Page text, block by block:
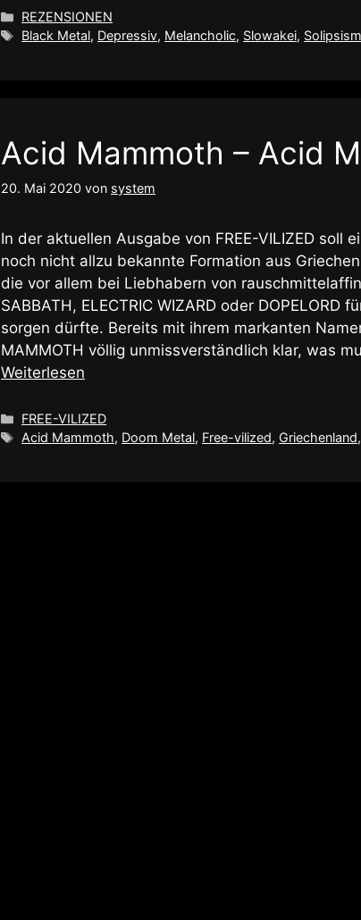
Kategorien
REZENSIONEN
Schlagwörter
Black Metal, Depressiv, Melancholic, Slowakei, Solipsism
Acid Mammoth – Acid
20. Mai 2020 von system
In der aktuellen Ausgabe von FREE-VILIZED soll
noch nicht allzu bekannte Formation aus
die vor allem bei Liebhabern von
SABBATH, ELECTRIC WIZARD oder DOPELORD
sorgen dürfte. Bereits mit ihrem markanten
MAMMOTH völlig unmissverständlich klar, was
Weiterlesen
Kategorien
FREE-VILIZED
Schlagwörter
Acid Mammoth, Doom Metal, Free-vilized, Griechenland,